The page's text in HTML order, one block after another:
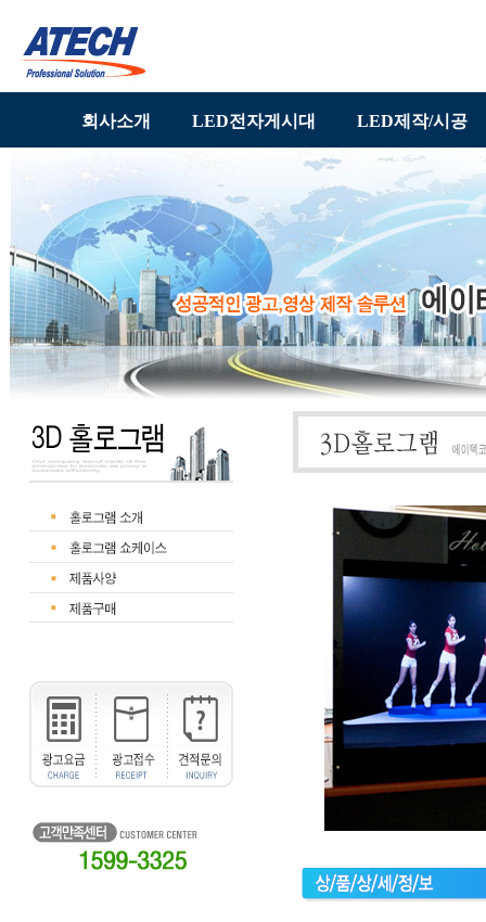
회사소개 LED전자게시대 LED제작/시공